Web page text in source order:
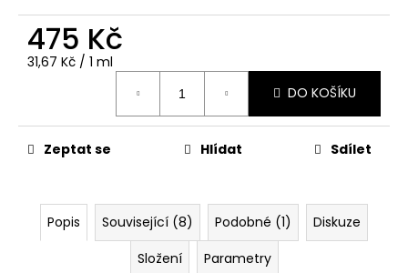
475 Kč
Měrná
31,67 Kč / 1 ml
DO KOŠÍKU
Zeptat se Hlídat Sdílet
Popis Související (8) Podobné (1)
Diskuze
Složení
Parametry
D
o
p
u